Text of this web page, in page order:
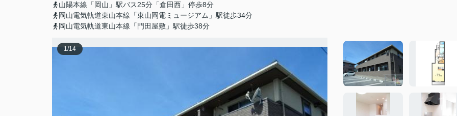
山陽本線「岡山」駅バス25分「倉田西」停歩8分
岡山電気軌道東山本線「東山岡電ミュージアム」駅徒歩34分
岡山電気軌道東山本線「門田屋敷」駅徒歩38分
1/14